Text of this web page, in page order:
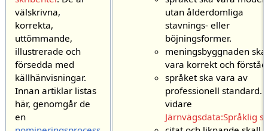
välskrivna,
korrekta,
uttömmande,
illustrerade och
försedda med
källhänvisningar.
Innan artiklar listas
här, genomgår de
en
utan ålderdomliga
stavnings- eller
böjningsformer.
meningsbyggnaden ska
vara korrekt och
språket ska vara av
professionell standard.
vidare
Järnvägsdata:Språklig